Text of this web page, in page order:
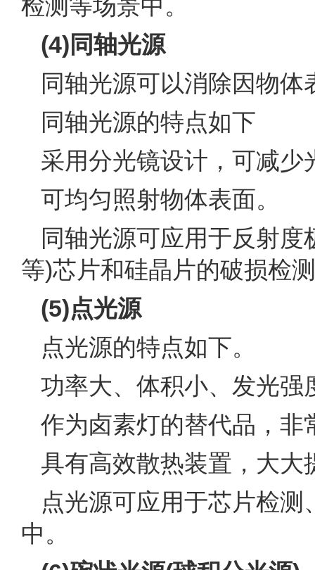
检测等场景中。
(4)同轴光源
同轴光源可以消除因物
同轴光源的特点如下
采用分光镜设计，可减
可均匀照射物体表面。
同轴光源可应用于反射
等)芯片和硅晶片的破损检
(5)点光源
点光源的特点如下。
功率大、体积小、发光强
作为卤素灯的替代品，非
具有高效散热装置，大
点光源可应用于芯片检
中。